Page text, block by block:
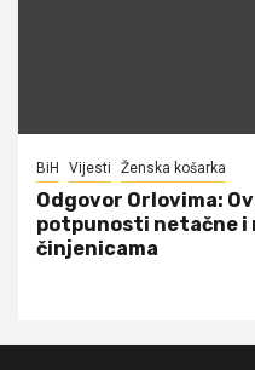
BiH Vijesti Ženska košarka
Odgovor Orlovima:
potpunosti netačne i
činjenicama